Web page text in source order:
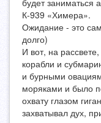
будет заниматься
К-939 «Химера».
Ожидание - это
долго)
И вот, на
корабли и
и бурными
моряками и было
охвату глазом
захватывал дух,